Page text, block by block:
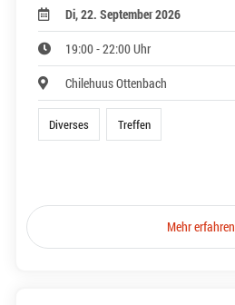
Di, 22. September 2026
19:00 - 22:00 Uhr
Chilehuus Ottenbach
Diverses Treffen
Mehr erfahren